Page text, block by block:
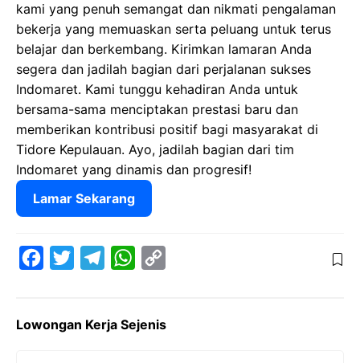
kami yang penuh semangat dan nikmati pengalaman
bekerja yang memuaskan serta peluang untuk terus
belajar dan berkembang. Kirimkan lamaran Anda
segera dan jadilah bagian dari perjalanan sukses
Indomaret. Kami tunggu kehadiran Anda untuk
bersama-sama menciptakan prestasi baru dan
memberikan kontribusi positif bagi masyarakat di
Tidore Kepulauan. Ayo, jadilah bagian dari tim
Indomaret yang dinamis dan progresif!
Lamar Sekarang
e
t
e
W
t
y
Lowongan Kerja Sejenis